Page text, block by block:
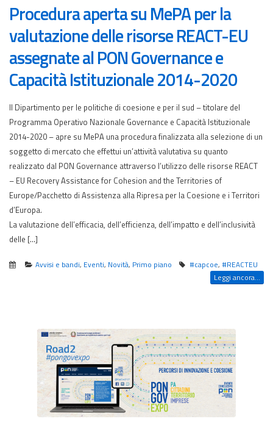
Procedura aperta su MePA per la
valutazione delle risorse REACT-EU
assegnate al PON Governance e
Capacità Istituzionale 2014-2020
Il Dipartimento per le politiche di coesione e per il sud – titolare del
Programma Operativo Nazionale Governance e Capacità Istituzionale
2014-2020 – apre su MePA una procedura finalizzata alla selezione di un
soggetto di mercato che effettui un’attività valutativa su quanto
realizzato dal PON Governance attraverso l’utilizzo delle risorse REACT
– EU Recovery Assistance for Cohesion and the Territories of
Europe/Pacchetto di Assistenza alla Ripresa per la Coesione e i Territori
d’Europa.
La valutazione dell’efficacia, dell’efficienza, dell’impatto e dell’inclusività
delle […]
Avvisi e bandi, Eventi, Novità, Primo piano #capcoe,#REACTEU
Leggi ancora...